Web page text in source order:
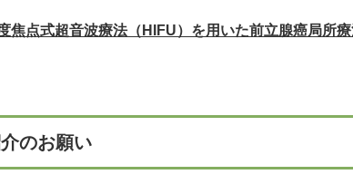
焦点式超音波療法（HIFU）を用いた前立腺癌局所
のお願い